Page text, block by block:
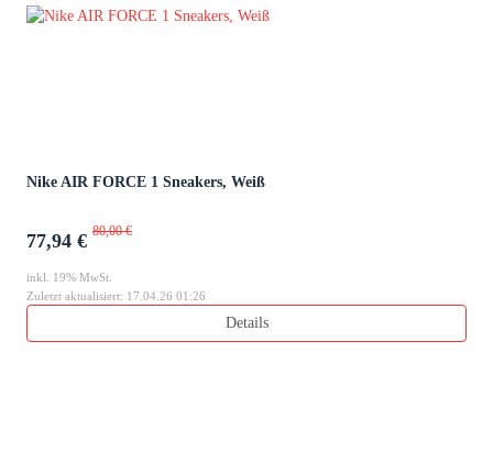
Nike AIR FORCE 1 Sneakers, Weiß
77,94 € 80,00 €
inkl. 19% MwSt.
Zuletzt aktualisiert: 17.04.26 01:26
Details